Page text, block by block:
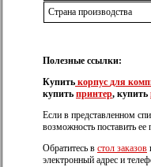
Страна производства
Полезные ссылки:
Купить корпус для
купить принтер, купить
Если в представленном
возможность поставить
Обратитесь в стол заказов
электронный адрес и